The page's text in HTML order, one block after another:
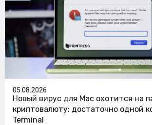
05.08.2026
Новый вирус для Mac охотится на
криптовалюту: достаточно одной
Terminal